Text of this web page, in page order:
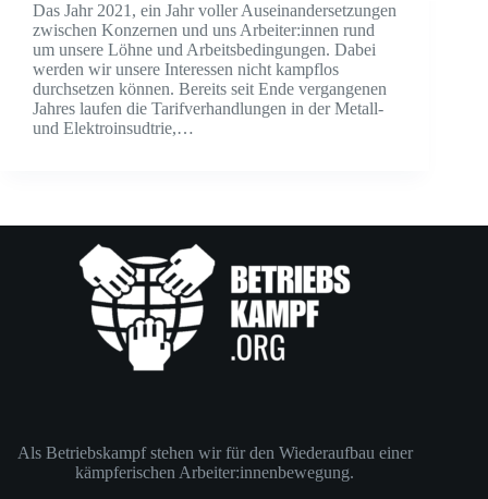
Das Jahr 2021, ein Jahr voller Auseinandersetzungen
zwischen Konzernen und uns Arbeiter:innen rund
um unsere Löhne und Arbeitsbedingungen. Dabei
werden wir unsere Interessen nicht kampflos
durchsetzen können. Bereits seit Ende vergangenen
Jahres laufen die Tarifverhandlungen in der Metall-
und Elektroinsudtrie,…
Als Betriebskampf stehen wir für den Wiederaufbau einer
kämpferischen Arbeiter:innenbewegung.